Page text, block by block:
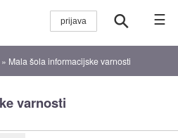
☰
» Mala šola informacijske varnosti
varnosti